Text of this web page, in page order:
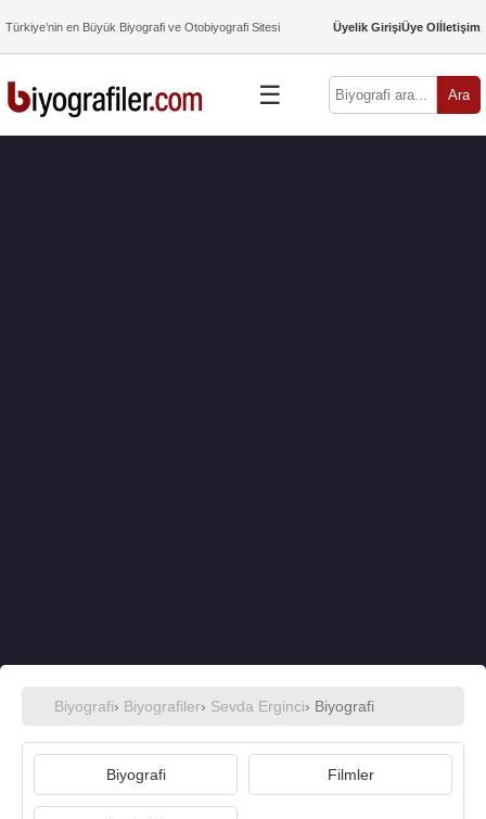
Türkiye’nin en Büyük Biyografi ve Otobiyografi Sitesi Üyelik GirişiÜye Olİletişim
☰ Ara
Biyografi› Biyografiler› Sevda Erginci› Biyografi
Biyografi Filmler